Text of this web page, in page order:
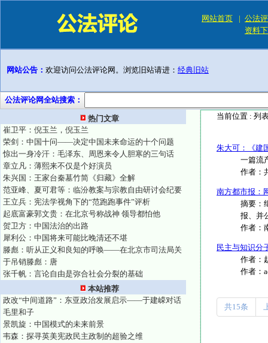
网站首页 | 公法
资料
网站公告： 欢迎访问公法评论网。浏览旧站请进： 经典旧站
公法评论网全站搜索：
热门文章
崔卫平：倪玉兰，倪玉兰
荣剑：中国十问——决定中国未来命运的十个问题
惊出一身冷汗：毛泽东、周恩来令人胆寒的三句话
章立凡：薄熙来不仅是个好演员
朱兴国：王家台秦墓竹简《归藏》全解
范亚峰、夏可君等：临汾教案与宗教自由研讨会纪要
王立兵：宪法学视角下的“范跑跑事件”评析
起底富豪郭文贵：在北京号称战神 领导都怕他
贺卫方：中国法治的出路
犀利公：中国将来可能比晚清还不堪
滕彪：听从正义和良知的呼唤——在北京市司法局关
于吊销滕彪：唐
张千帆：言论自由是弥合社会分裂的基础
本站推荐
政改“中间道路”：东亚政治发展启示——于建嵘对话
毛里和子
景凯旋：中国模式的未来前景
韦森：探寻英美宪政民主政制的超验之维
当前位置 : 列
朱大可：《建
一篇流
作者：
南方都市报：
摘要：
报、并
作者：
民主与知识
作者
作者：
共15条